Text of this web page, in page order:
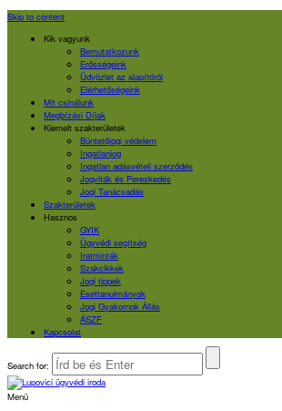
Skip to content
Kik vagyunk
Bemutatkozunk
Erősségeink
Üdvözlet az alapítótól
Elérhetőségeink
Mit csinálunk
Megbízási Díjak
Kiemelt szakterületek
Büntetőjogi védelem
Ingatlanjog
Ingatlan adásvételi szerződés
Jogviták és Pereskedés
Jogi Tanácsadás
Szakterületek
Hasznos
GYIK
Ügyvédi segítség
Iratminták
Szakcikkek
Jogi tippek
Esettanulmányok
Jogi Gyakornok Állás
ÁSZF
Kapcsolat
Search for:
Menü